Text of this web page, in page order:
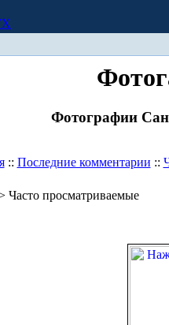
Фотографии
:: Последние комментарии ::
Часто просматриваемые